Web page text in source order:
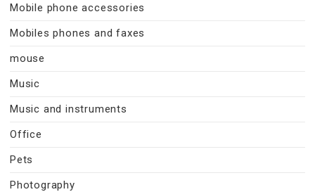
Mobile phone accessories
Mobiles phones and faxes
mouse
Music
Music and instruments
Office
Pets
Photography